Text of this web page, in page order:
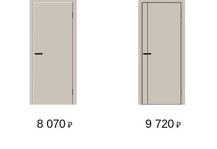
8 070 ₽ 9 720 ₽